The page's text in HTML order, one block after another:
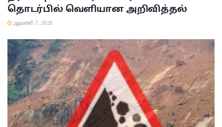
தொடர்பில் வெளியான அறிவித்தல்
ஆவணி 7, 2026